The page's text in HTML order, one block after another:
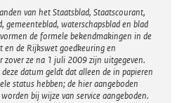
van het Staatsblad, Staatscourant,
gemeenteblad, waterschapsblad en blad
de formele bekendmakingen in de
en de Rijkswet goedkeuring en
zover ze na 1 juli 2009 zijn uitgegeven.
datum geldt dat alleen de in papieren
status hebben; de hier aangeboden
bij wijze van service aangeboden.